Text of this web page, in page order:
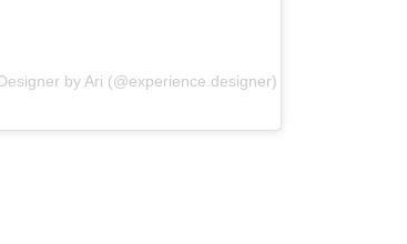
by Ari (@experience.designer)